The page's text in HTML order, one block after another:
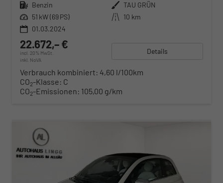
Kraftstoff Benzin Außenfarbe TAU GRÜN
Leistung 51 kW (69 PS) Kilometerstand 10 km
01.03.2024
22.672,– €
incl. 20% MwSt.
inkl. NoVA
Details
Verbrauch kombiniert: 4,60 l/100km
CO2-Klasse: C
CO2-Emissionen: 105,00 g/km